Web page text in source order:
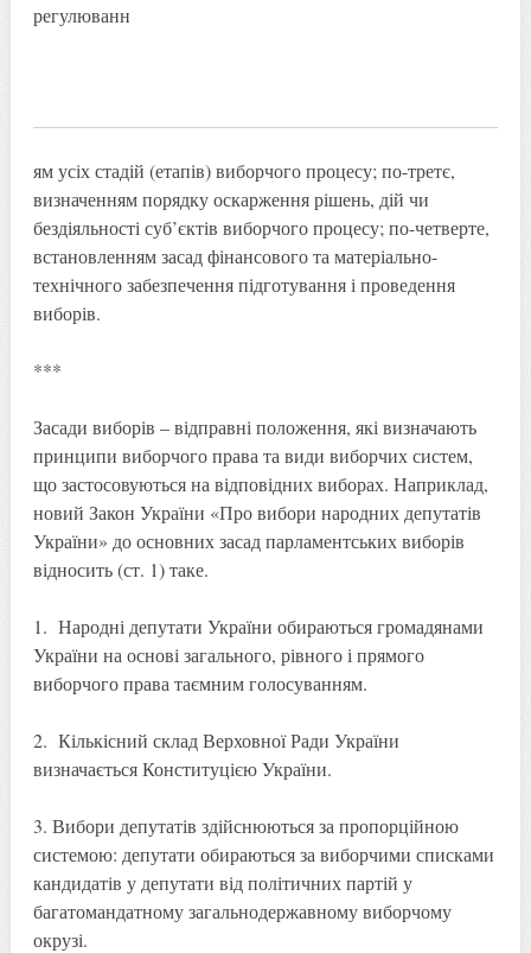
регулюванн
ям усіх стадій (етапів) виборчого процесу; по-третє,
визначенням порядку оскарження рішень, дій чи
бездіяльності суб’єктів виборчого процесу; по-четверте,
встановленням засад фінансового та матеріально-
технічного забезпечення підготування і проведення
виборів.
***
Засади виборів – відправні положення, які визначають
принципи виборчого права та види виборчих систем,
що застосовуються на відповідних виборах. Наприклад,
новий Закон України «Про вибори народних депутатів
України» до основних засад парламентських виборів
відносить (ст. 1) таке.
1. Народні депутати України обираються громадянами
України на основі загального, рівного і прямого
виборчого права таємним голосуванням.
2. Кількісний склад Верховної Ради України
визначається Конституцією України.
3. Вибори депутатів здійснюються за пропорційною
системою: депутати обираються за виборчими списками
кандидатів у депутати від політичних партій у
багатомандатному загальнодержавному виборчому
окрузі.